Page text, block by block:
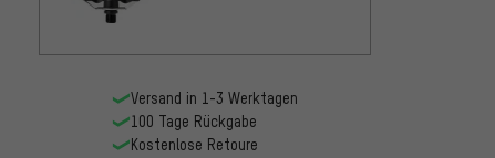
Versand in 1-3 Werktagen
100 Tage Rückgabe
Kostenlose Retoure